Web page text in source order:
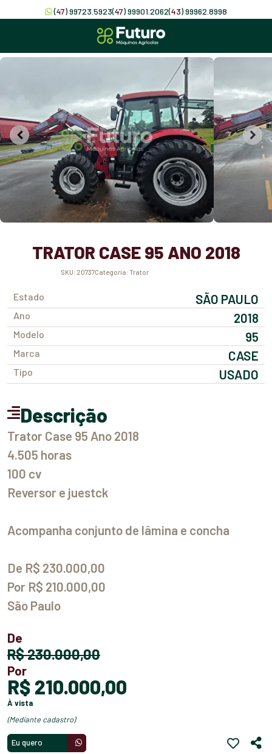
(47) 99723.5923(47) 99901.2062(43) 99962.8998
TRATOR CASE 95 ANO 2018
SKU: 20737 Categoria: Trator
Estado SÃO PAULO
Ano 2018
Modelo 95
Marca CASE
Tipo USADO
Descrição
Trator Case 95 Ano 2018
4.505 horas
100 cv
Reversor e juestck
Acompanha conjunto de lâmina e concha
De R$ 230.000,00
Por R$ 210.000,00
São Paulo
De
R$ 230.000,00
Por
R$ 210.000,00
à vista
(mediante cadastro)
Eu quero